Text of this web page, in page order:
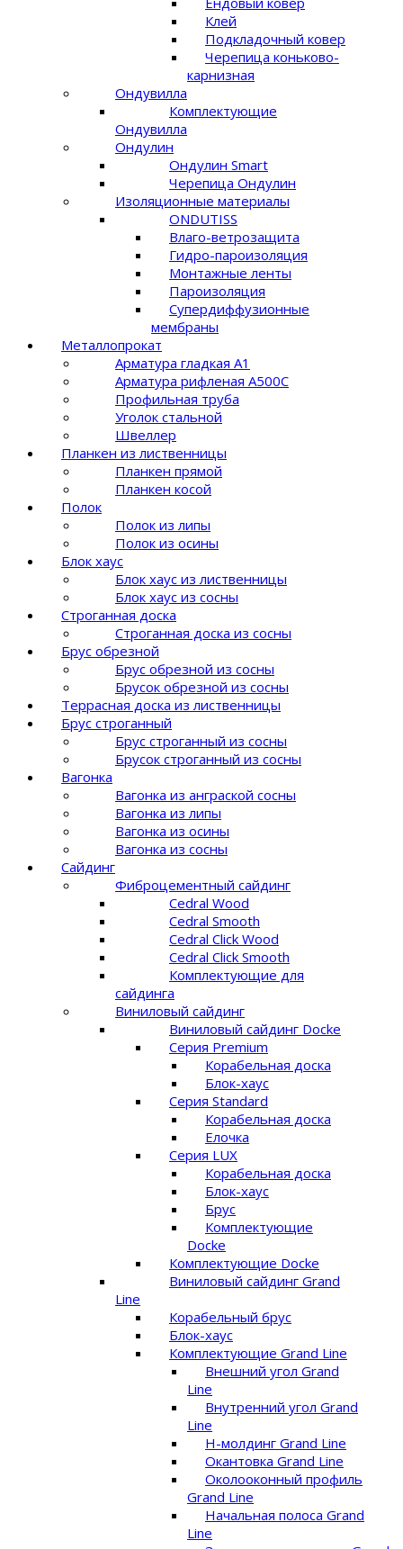
Клей
Подкладочный ковер
Черепица коньково-
карнизная
Ондувилла
Комплектующие
Ондувилла
Ондулин
Ондулин Smart
Черепица Ондулин
Изоляционные материалы
ONDUTISS
Влаго-ветрозащита
Гидро-пароизоляция
Монтажные ленты
Пароизоляция
Супердиффузионные
мембраны
Металлопрокат
Арматура гладкая А1
Арматура рифленая A500C
Профильная труба
Уголок стальной
Швеллер
Планкен из лиственницы
Планкен прямой
Планкен косой
Полок
Полок из липы
Полок из осины
Блок хаус
Блок хаус из лиственницы
Блок хаус из сосны
Строганная доска
Строганная доска из сосны
Брус обрезной
Брус обрезной из сосны
Брусок обрезной из сосны
Террасная доска из лиственницы
Брус строганный
Брус строганный из сосны
Брусок строганный из сосны
Вагонка
Вагонка из анграской сосны
Вагонка из липы
Вагонка из осины
Вагонка из сосны
Сайдинг
Фиброцементный сайдинг
Cedral Wood
Cedral Smooth
Cedral Click Wood
Cedral Click Smooth
Комплектующие для
сайдинга
Виниловый сайдинг
Виниловый сайдинг Docke
Серия Premium
Корабельная доска
Блок-хаус
Серия Standard
Корабельная доска
Елочка
Серия LUX
Корабельная доска
Блок-хаус
Брус
Комплектующие
Docke
Комплектующие Docke
Виниловый сайдинг Grand
Line
Корабельный брус
Блок-хаус
Комплектующие Grand Line
Внешний угол Grand
Line
Внутренний угол Grand
Line
Н-молдинг Grand Line
Окантовка Grand Line
Околооконный профиль
Grand Line
Начальная полоса Grand
Line